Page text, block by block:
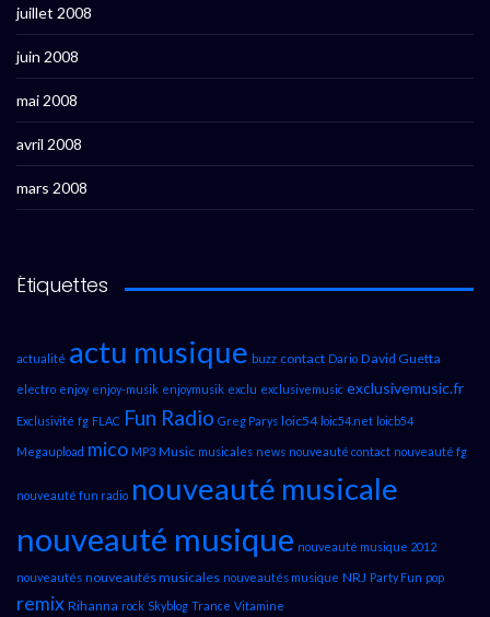
juillet 2008
juin 2008
mai 2008
avril 2008
mars 2008
Étiquettes
actualité actu musique buzz contact Dario David Guetta
electro enjoy enjoy-musik enjoymusik exclu exclusivemusic exclusivemusic.fr
Exclusivité fg FLAC Fun Radio Greg Parys loic54 loic54.net loicb54
Megaupload mico MP3 Music musicales news nouveauté contact nouveauté fg
nouveauté fun radio nouveauté musicale
nouveauté musique nouveauté musique 2012
nouveautés nouveautés musicales nouveautés musique NRJ Party Fun pop
remix Rihanna rock Skyblog Trance Vitamine